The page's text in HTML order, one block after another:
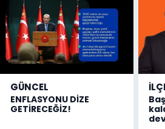
GÜNCEL
ENFLASYONU DİZE
GETİRECEĞİZ!